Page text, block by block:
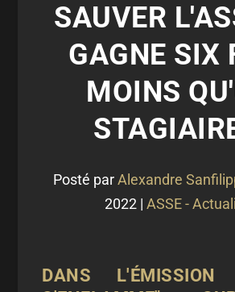
SAUVER
GAGNE SIX
MOINS
Posté parAlexandre
2022| ASSE -
DANS L'ÉMISSION